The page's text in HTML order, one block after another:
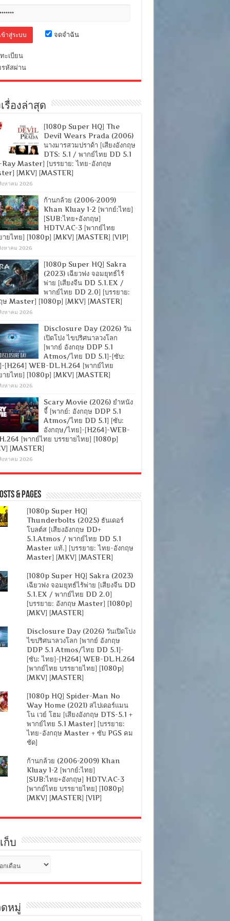
จดจำฉัน
ะเบียน
หัสผ่าน
รื่องล่าสุด
[1080p Super HQ] The
Devil Wears Prada (2006)
นางมารสวมปราด้า [เสียงอังกฤษ
DTS: 5.1 / พากย์ไทย DD 5.1
Master] [บรรยาย: ไทย-อังกฤษ
[MKV] [MASTER]
งหาคม 2026
ก้านกล้วย (2006-2009)
Khan Kluay 1-2 [พากย์:ไทย]
[SUB:ไทย+อังกฤษ]
HDTV.AC-3 [พากย์ไทย
ายไทย] [1080p] [MKV] [MASTER] [VIP]
งหาคม 2026
[1080p Super HQ] Sakra
(2023) เฉียวฟง จอมยุทธ์ไร้
พ่าย [เสียงจีน DD 5.1.EX /
พากย์ไทย DD 2.0] [บรรยาย:
ษ Master] [1080p] [MKV] [MASTER]
งหาคม 2026
Disclosure Day (2026) วัน
เปิดโปง ไขปริศนาลวงโลก
[พากย์ อังกฤษ DDP 5.1
Atmos/ไทย DD 5.1]-[ซับ:
[H264] WEB-DL.H.264 [พากย์ไทย
ายไทย] [1080p] [MKV] [MASTER]
งหาคม 2026
Scary Movie (2026) ยำหนัง
จี้ [พากย์: อังกฤษ DDP 5.1
Atmos/ไทย DD 5.1] [ซับ:
อังกฤษ/ไทย]-[H264]-WEB-
[พากย์ไทย บรรยายไทย] [1080p]
[MASTER]
งหาคม 2026
& Pages
[1080p Super HQ]
Thunderbolts (2025) ธันเดอร์
โบลต์ส [เสียงอังกฤษ DD+
5.1.Atmos / พากย์ไทย DD 5.1
Master แท้.] [บรรยาย: ไทย-อังกฤษ
Master] [MKV] [MASTER]
[1080p Super HQ] Sakra (2023)
เฉียวฟง จอมยุทธ์ไร้พ่าย [เสียงจีน DD
5.1.EX / พากย์ไทย DD 2.0]
[บรรยาย: อังกฤษ Master] [1080p]
[MKV] [MASTER]
Disclosure Day (2026) วันเปิดโปง
ไขปริศนาลวงโลก [พากย์ อังกฤษ
DDP 5.1 Atmos/ไทย DD 5.1]-
[ซับ: ไทย]-[H264] WEB-DL.H.264
[พากย์ไทย บรรยายไทย] [1080p]
[MKV] [MASTER]
[1080p HQ] Spider-Man No
Way Home (2021) สไปเดอร์แมน
โน เวย์ โฮม [เสียงอังกฤษ DTS-5.1 +
พากย์ไทย 5.1 Master] [บรรยาย:
ไทย-อังกฤษ Master + ซับ PGS คม
ชัด]
ก้านกล้วย (2006-2009) Khan
Kluay 1-2 [พากย์:ไทย]
[SUB:ไทย+อังกฤษ] HDTV.AC-3
[พากย์ไทย บรรยายไทย] [1080p]
[MKV] [MASTER] [VIP]
ก็บ
หมู่